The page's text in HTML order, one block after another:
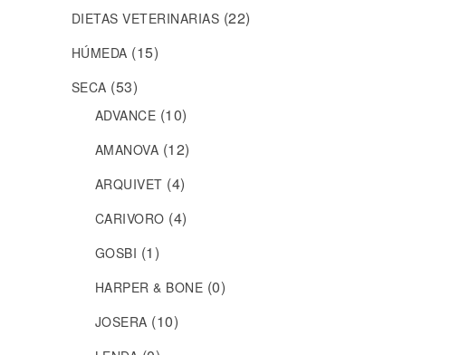
DIETAS VETERINARIAS (22)
HÚMEDA (15)
SECA (53)
ADVANCE (10)
AMANOVA (12)
ARQUIVET (4)
CARIVORO (4)
GOSBI (1)
HARPER & BONE (0)
JOSERA (10)